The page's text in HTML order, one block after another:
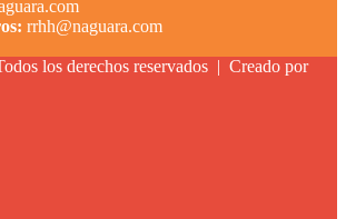
rrhh@naguara.com
los derechos reservados | Creado por